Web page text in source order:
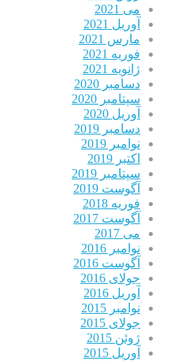
می 2021
آوریل 2021
مارس 2021
فوریه 2021
ژانویه 2021
دسامبر 2020
سپتامبر 2020
آوریل 2020
دسامبر 2019
نوامبر 2019
اکتبر 2019
سپتامبر 2019
آگوست 2019
فوریه 2018
آگوست 2017
می 2017
نوامبر 2016
آگوست 2016
جولای 2016
آوریل 2016
نوامبر 2015
جولای 2015
ژوئن 2015
آوریل 2015